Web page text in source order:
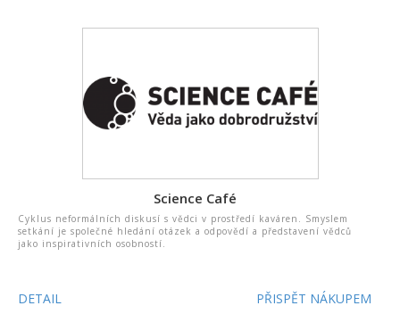
Science Café
Cyklus neformálních diskusí s vědci v prostředí kaváren. Smyslem
setkání je společné hledání otázek a odpovědí a představení vědců
jako inspirativních osobností.
DETAIL PŘISPĚT NÁKUPEM